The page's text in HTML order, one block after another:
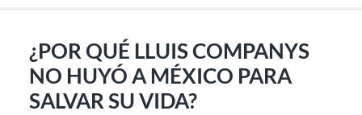
¿POR QUÉ LLUIS COMPANYS
NO HUYÓ A MÉXICO PARA
SALVAR SU VIDA?